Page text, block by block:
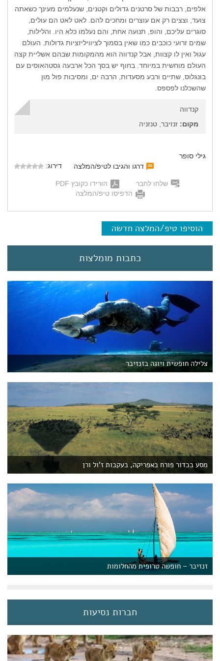
אלפים, רבבות של סרטנים גדולים וקטנים, שנעלמים מעינך כשאתה
צועד, וצצים רק אם עוצרים ומחכים להם. לאט לאט הם עולים,
סוגרים עליכם, והופ, תנועה אחת, והם נעלמו כלא היו. והלילות,
שמים זרועי כוכבים כמו שאין בסמוך לציוויליזציות גדולות. העולם
עגול ואין לו קצוות, אבל קנדווה הוא מהמקומות שבהם אשליית קצה
העולם מוחשית במיוחד. בחוף יש בסך הכל ארבעה גסטהאוסים עם
בונגלוס, שתיים ורבע מסעדות, הרבה ים, ומסיבות פול מון
שהשכלנו לפספס.
קנדווה
מקום: זנזיבר, טנזניה
גילי סופר
דרגו והגיבו לטיפ/המלצה
דירוג:
שלחו לחבר
הורידו כקובץ PDF
הדפיסו טיפ/המלצה
הוסיפו טיפ/המלצה חדשה
כתבות מומלצות
צלילה חופשית ויוגה בזנזיבר
מסע בכדור פורח באפריקה, בעקבות ז'ול ורן
זנזיבר – חופשה טרופית מהחלומות
חברות נסיעות